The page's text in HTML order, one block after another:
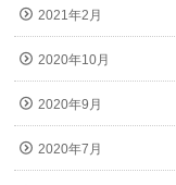
2021年2月
2020年10月
2020年9月
2020年7月